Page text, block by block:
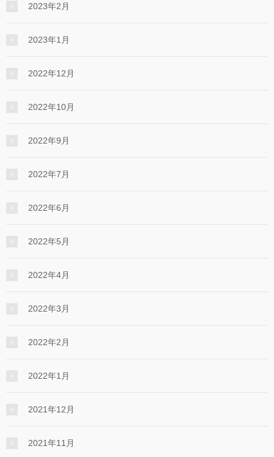
2023年2月
2023年1月
2022年12月
2022年10月
2022年9月
2022年7月
2022年6月
2022年5月
2022年4月
2022年3月
2022年2月
2022年1月
2021年12月
2021年11月